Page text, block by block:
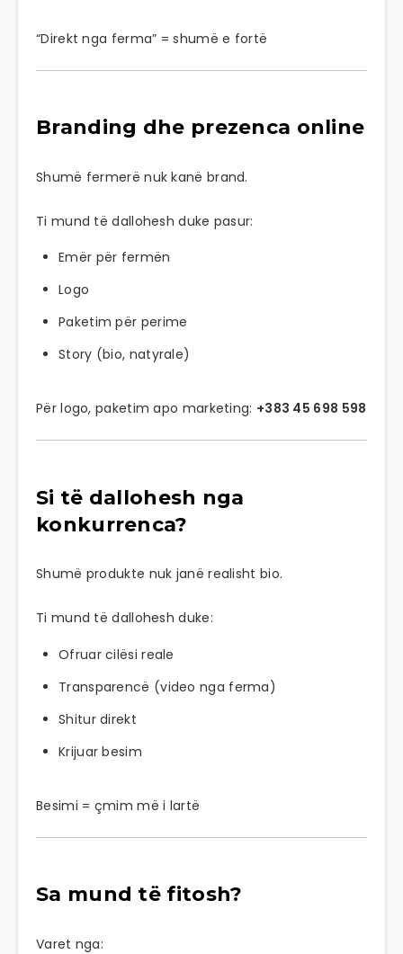
“Direkt nga ferma” = shumë e fortë
Branding dhe prezenca online
Shumë fermerë nuk kanë brand.
Ti mund të dallohesh duke pasur:
Emër për fermën
Logo
Paketim për perime
Story (bio, natyrale)
Për logo, paketim apo marketing: +383 45 698 598
Si të dallohesh nga
konkurrenca?
Shumë produkte nuk janë realisht bio.
Ti mund të dallohesh duke:
Ofruar cilësi reale
Transparencë (video nga ferma)
Shitur direkt
Krijuar besim
Besimi = çmim më i lartë
Sa mund të fitosh?
Varet nga: